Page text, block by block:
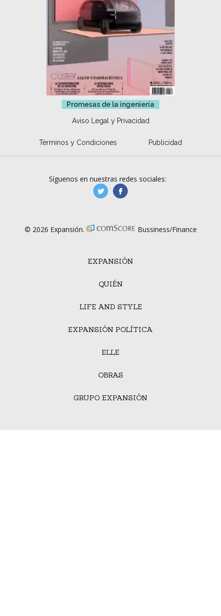
Promesas de la ingeniería
Aviso Legal y Privacidad
Términos y Condiciones Publicidad
EXPANSIÓN
QUIÉN
LIFE AND STYLE
EXPANSIÓN POLÍTICA
ELLE
OBRAS
GRUPO EXPANSIÓN
Síguenos en nuestras redes sociales:
manufacturaGE
© 2026 Expansión. Bussiness/Finance